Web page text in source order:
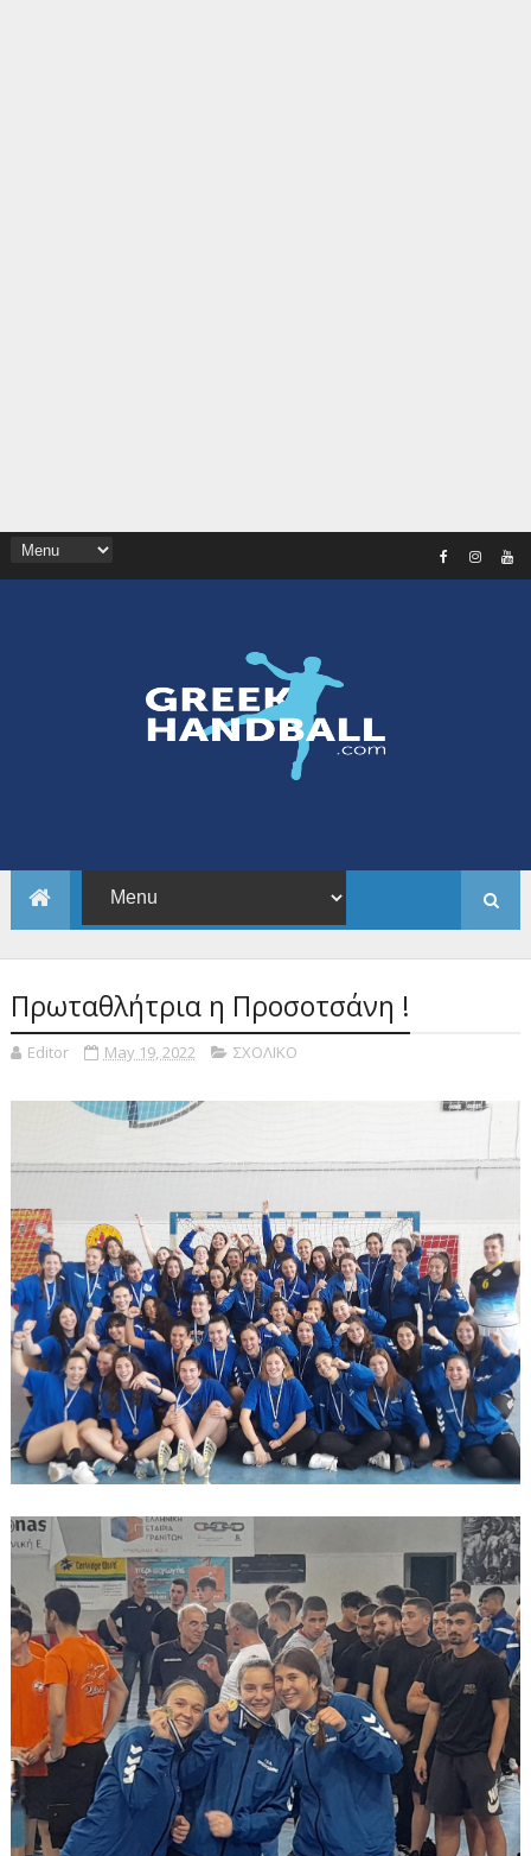
Πρωταθλήτρια η Προσοτσάνη !
Editor May 19, 2022 ΣΧΟΛΙΚΟ